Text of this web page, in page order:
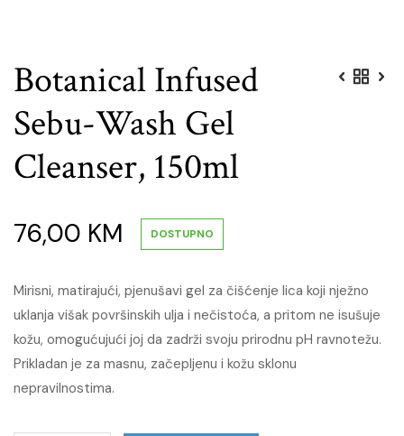
Botanical Infused
Sebu-Wash Gel
Cleanser, 150ml
76,00 KM DOSTUPNO
Mirisni, matirajući, pjenušavi gel za čišćenje lica koji nježno
uklanja višak površinskih ulja i nečistoća, a pritom ne isušuje
kožu, omogućujući joj da zadrži svoju prirodnu pH ravnotežu.
Prikladan je za masnu, začepljenu i kožu sklonu
nepravilnostima.